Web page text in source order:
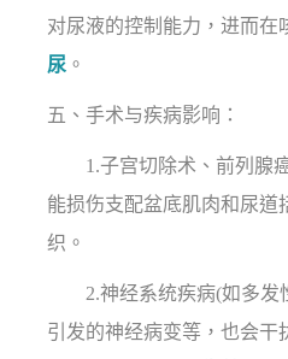
对尿液的控制能力，进而在
尿 。
五、手术与疾病影响：
1.子宫切除术、前列腺癌
能损伤支配盆底肌肉和尿道
织。
2.神经系统疾病(如多发
引发的神经病变等，也会干